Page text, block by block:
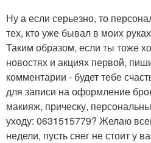
Ну а если серьезно, то
тех, кто уже бывал в моих
Таким образом, если ты тоже
новостях и акциях первой,
комментарии - будет тебе
для записи на оформление
макияж, прическу,
уходу: 0631515779? Желаю
недели, пусть снег не стоит у